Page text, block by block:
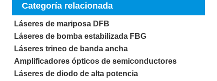
Categoría relacionada
Láseres de mariposa DFB
Láseres de bomba estabilizada FBG
Láseres trineo de banda ancha
Amplificadores ópticos de semiconductores
Láseres de diodo de alta potencia